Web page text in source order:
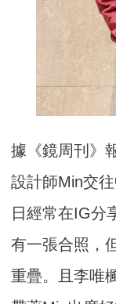
據《鏡周刊》
設計師Min交
日經常在IG分
有一張合照，
重疊。且李唯